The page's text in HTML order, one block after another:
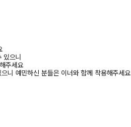
으니
주세요
니 예민하신 분들은 이너와 함께 착용해주세요